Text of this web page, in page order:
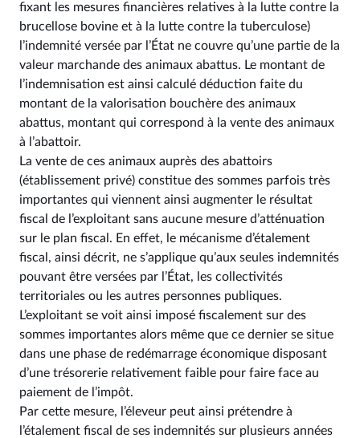
fixant les mesures financières relatives à la lutte contre la
brucellose bovine et à la lutte contre la tuberculose)
l’indemnité versée par l’État ne couvre qu’une partie de la
valeur marchande des animaux abattus. Le montant de
l’indemnisation est ainsi calculé déduction faite du
montant de la valorisation bouchère des animaux
abattus, montant qui correspond à la vente des animaux
à l’abattoir.
La vente de ces animaux auprès des abattoirs
(établissement privé) constitue des sommes parfois très
importantes qui viennent ainsi augmenter le résultat
fiscal de l’exploitant sans aucune mesure d’atténuation
sur le plan fiscal. En effet, le mécanisme d’étalement
fiscal, ainsi décrit, ne s’applique qu’aux seules indemnités
pouvant être versées par l’État, les collectivités
territoriales ou les autres personnes publiques.
L’exploitant se voit ainsi imposé fiscalement sur des
sommes importantes alors même que ce dernier se situe
dans une phase de redémarrage économique disposant
d’une trésorerie relativement faible pour faire face au
paiement de l’impôt.
Par cette mesure, l’éleveur peut ainsi prétendre à
l’étalement fiscal de ses indemnités sur plusieurs années